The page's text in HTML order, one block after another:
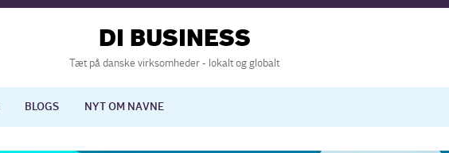
DI BUSINESS
Tæt på danske virksomheder - lokalt og globalt
BLOGS NYT OM NAVNE